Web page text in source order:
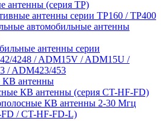
антенны (серия ТP)
антенны серии ТP160 / ТР400
автомобильные антенны
антенны серии
4248 / ADM15V / ADM15U /
/ ADM423/453
КВ антенны
КВ антенны (серия CT-HF-FD)
КВ антенны 2-30 Мгц
/ CT-HF-FD-L)